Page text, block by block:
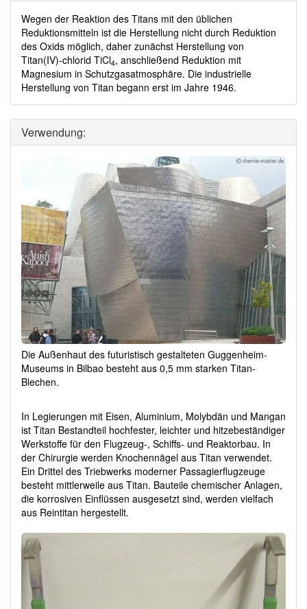
Wegen der Reaktion des Titans mit den üblichen
Reduktionsmitteln ist die Herstellung nicht durch Reduktion
des Oxids möglich, daher zunächst Herstellung von
Titan(IV)-chlorid TiCl4, anschließend Reduktion mit
Magnesium in Schutzgasatmosphäre. Die industrielle
Herstellung von Titan begann erst im Jahre 1946.
Verwendung:
Die Außenhaut des futuristisch gestalteten Guggenheim-
Museums in Bilbao besteht aus 0,5 mm starken Titan-
Blechen.
In Legierungen mit Eisen, Aluminium, Molybdän und Mangan
ist Titan Bestandteil hochfester, leichter und hitzebeständiger
Werkstoffe für den Flugzeug-, Schiffs- und Reaktorbau. In
der Chirurgie werden Knochennägel aus Titan verwendet.
Ein Drittel des Triebwerks moderner Passagierflugzeuge
besteht mittlerweile aus Titan. Bauteile chemischer Anlagen,
die korrosiven Einflüssen ausgesetzt sind, werden vielfach
aus Reintitan hergestellt.